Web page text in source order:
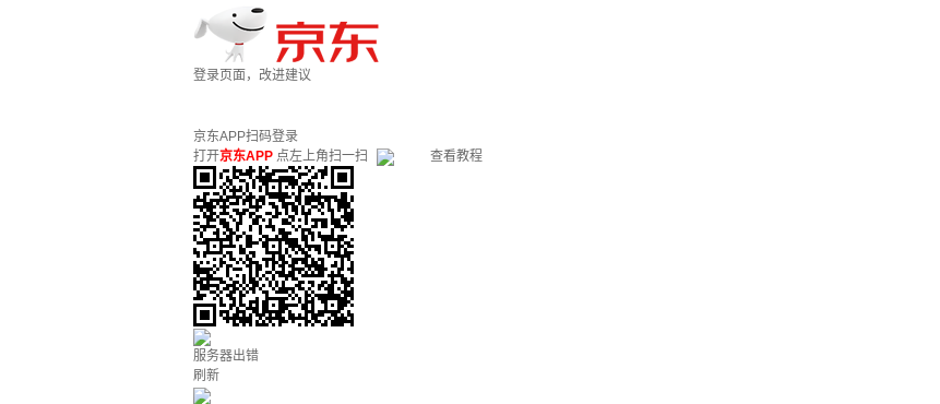
登录页面，改进建议
京东APP扫码登录
打开京东APP 点左上角扫一扫 查看教程
服务器出错
刷新